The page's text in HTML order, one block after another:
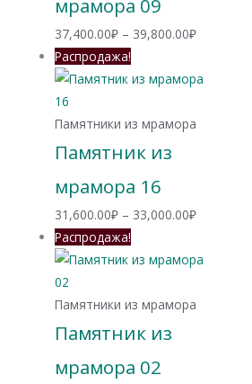
мрамора 09
37,400.00₽ – 39,800.00₽Диапазон
37,400.00₽
Распродажа!
Памятники из мрамора
Памятник из
мрамора 16
31,600.00₽ – 33,000.00₽Диапазон
31,600.00₽
Распродажа!
Памятники из мрамора
Памятник из
мрамора 02